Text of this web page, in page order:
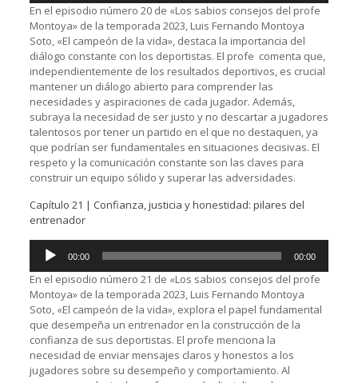
audio
En el episodio número 20 de «Los sabios consejos del profe
Montoya» de la temporada 2023, Luis Fernando Montoya
Soto, «El campeón de la vida», destaca la importancia del
diálogo constante con los deportistas. El profe comenta que,
independientemente de los resultados deportivos, es crucial
mantener un diálogo abierto para comprender las
necesidades y aspiraciones de cada jugador. Además,
subraya la necesidad de ser justo y no descartar a jugadores
talentosos por tener un partido en el que no destaquen, ya
que podrían ser fundamentales en situaciones decisivas. El
respeto y la comunicación constante son las claves para
construir un equipo sólido y superar las adversidades.
Capítulo 21 | Confianza, justicia y honestidad: pilares del
entrenador
Reproductor
audio
00:00 00:00
En el episodio número 21 de «Los sabios consejos del profe
Montoya» de la temporada 2023, Luis Fernando Montoya
Soto, «El campeón de la vida», explora el papel fundamental
que desempeña un entrenador en la construcción de la
confianza de sus deportistas. El profe menciona la
necesidad de enviar mensajes claros y honestos a los
jugadores sobre su desempeño y comportamiento. Al